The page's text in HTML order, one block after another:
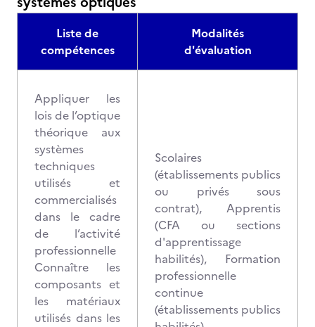
Liste de
compétences
Modalités
d'évaluation
Appliquer les
lois de l’optique
théorique aux
systèmes
techniques
utilisés et
commercialisés
dans le cadre
de l’activité
professionnelle
Connaître les
composants et
les matériaux
utilisés dans les
Scolaires
(établissements publics
ou privés sous
contrat), Apprentis
(CFA ou sections
d'apprentissage
habilités), Formation
professionnelle
continue
(établissements publics